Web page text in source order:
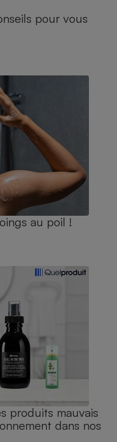
pour vous
au poil !
produits mauvais
dans nos